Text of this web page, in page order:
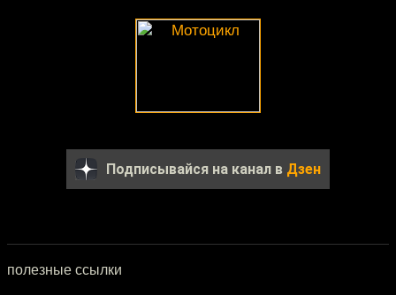
Подписывайся на канал в Дзен
полезные ссылки